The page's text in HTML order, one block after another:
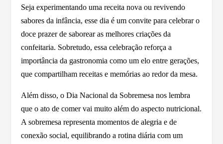
Seja experimentando uma receita nova ou revivendo
sabores da infância, esse dia é um convite para celebrar o
doce prazer de saborear as melhores criações da
confeitaria. Sobretudo, essa celebração reforça a
importância da gastronomia como um elo entre gerações,
que compartilham receitas e memórias ao redor da mesa.
Além disso, o Dia Nacional da Sobremesa nos lembra
que o ato de comer vai muito além do aspecto nutricional.
A sobremesa representa momentos de alegria e de
conexão social, equilibrando a rotina diária com um